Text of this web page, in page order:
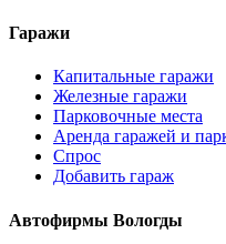
Гаражи
Капитальные гаражи
Железные гаражи
Парковочные места
Аренда гаражей и
Спрос
Добавить гараж
Автофирмы Вологды